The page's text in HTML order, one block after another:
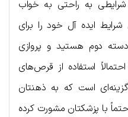
به راحتی به خواب
ایده آل خود را برای
دوم هستید و پروازی
استفاده از قرص‌های
است که به ذهنتان
با پزشکتان مشورت کرده